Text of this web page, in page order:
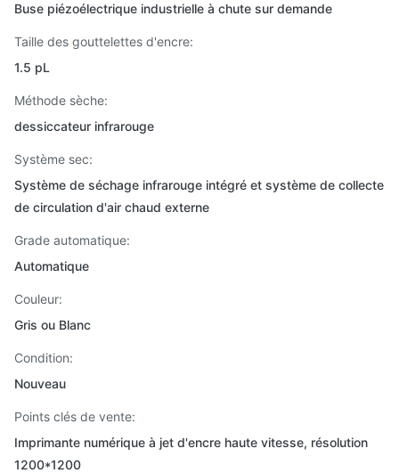
Buse piézoélectrique industrielle à chute sur demande
Taille des gouttelettes d'encre:
1.5 pL
Méthode sèche:
dessiccateur infrarouge
Système sec:
Système de séchage infrarouge intégré et système de collecte
de circulation d'air chaud externe
Grade automatique:
Automatique
Couleur:
Gris ou Blanc
Condition:
Nouveau
Points clés de vente:
Imprimante numérique à jet d'encre haute vitesse, résolution
1200*1200